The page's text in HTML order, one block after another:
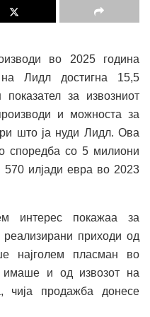
во 2025 година
Лидл достигна 15,5
за извозниот
и можноста за
што ја нуди Лидл. Ова
споредба со 5 милиони
илјади евра во 2023
интерес покажаа за
реализирани приходи од
најголем пласман во
имаше и од извозот на
чија продажба донесе